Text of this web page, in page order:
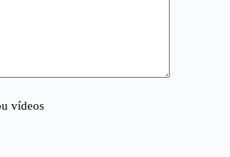
vídeos